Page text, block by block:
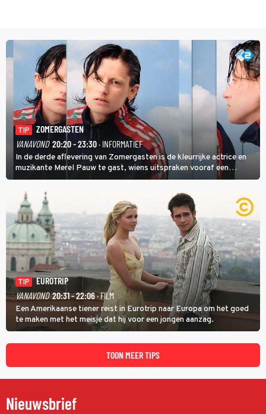
TIP
ZOMERGASTEN
VANAVOND 20:20 - 23:30· INFORMATIEF
In de derde aflevering van Zomergasten is de kleurrijke actrice en
muzikante Merel Pauw te gast, wiens uitspraken vooraf een
boeiende avond beloven: 'Mijn ideale televisieavond is zoals mijn
identiteit: grenzeloos, absurd en vol angsten'.
TIP
EUROTRIP
VANAVOND 20:31 - 22:06· FILM
Een Amerikaanse tiener reist in Eurotrip naar Europa om het goed
te maken met het meisje dat hij voor een jongen aanzag.
TOON MEER TIPS
Nieuwsbrief